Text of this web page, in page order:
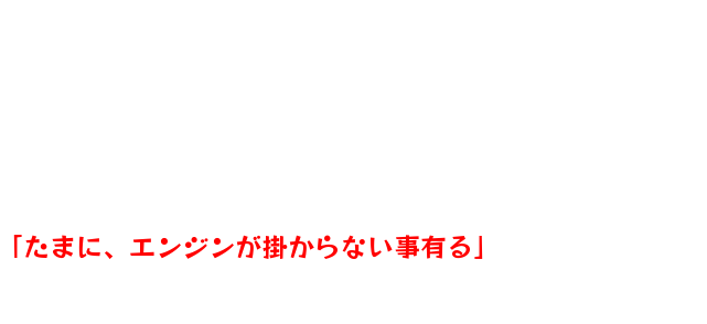
「たまに、エンジンが掛からない事有る」